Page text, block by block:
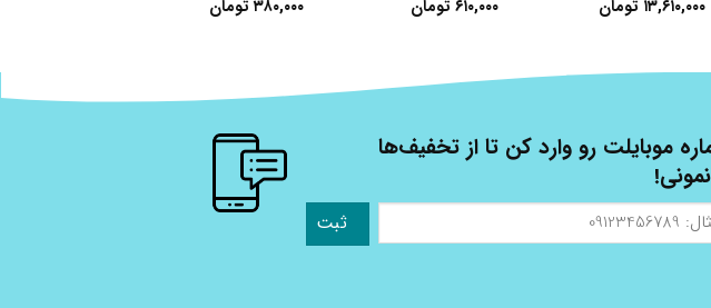
۱۳,۶۱۰,۰۰۰ تومان ۶۱۰,۰۰۰ تومان ۳۸۰,۰۰۰ تومان
موبایلت رو وارد کن تا از تخفیف‌ها